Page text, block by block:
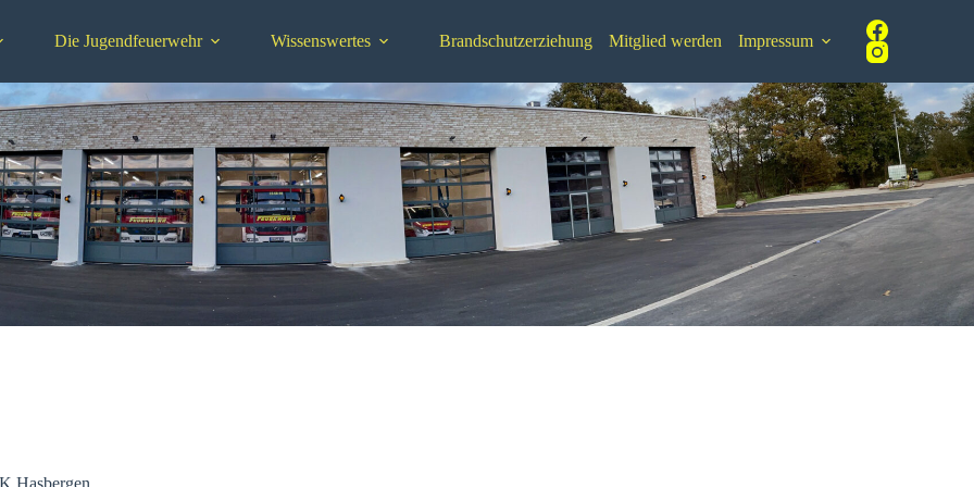
Die Jugendfeuerwehr Wissenswertes Brandschutzerziehung Mitglied werden Impressum
Hasbergen